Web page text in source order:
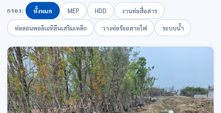
กรอง: ทั้งหมด MEP HDD งานท่อสื่อสาร
ท่อลอนพอลิเอทิลีนเสริมเหล็ก วางท่อร้อยสายไฟ ระบบน้ำ